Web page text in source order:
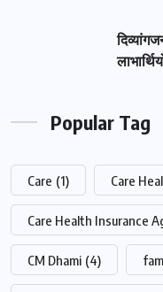
Popular Tag
Care (1) Care
Care Health Insurance
CM Dhami (4)